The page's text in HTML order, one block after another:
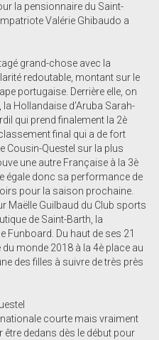
la pensionnaire du Saint-
Valérie Ghibaudo a
grand-chose avec la
redoutable, montant sur le
portugaise. Derrière elle, on
Hollandaise d’Aruba Sarah-
qui prend finalement la 2è
final qui a de fort
Cousin-Questel sur la plus
une autre Française à la 3è
égale donc sa performance de
pour la saison prochaine.
Maëlle Guilbaud du Club sports
de Saint-Barth, la
Funboard. Du haut de ses 21
monde 2018 à la 4è place au
des filles à suivre de très près
courte mais vraiment
être dedans dès le début pour